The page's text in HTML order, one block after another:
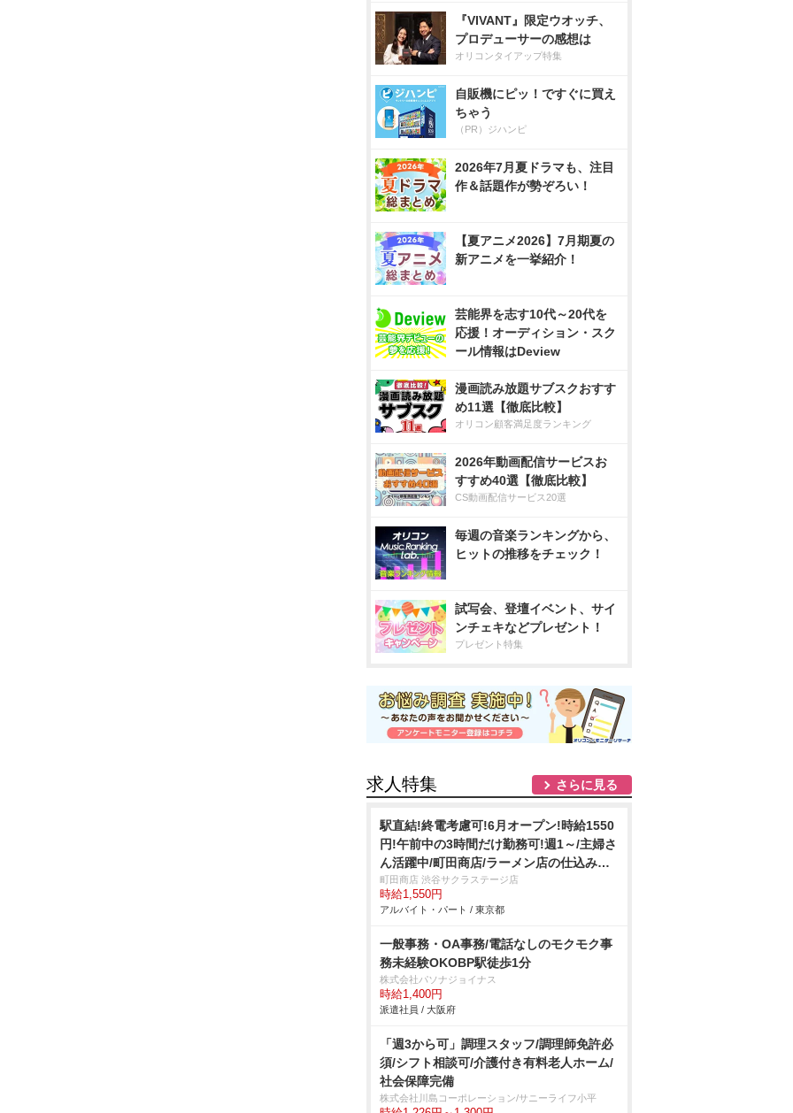
『VIVANT』限定ウオッチ、
プロデューサーの感想は
オリコンタイアップ特集
自販機にピッ！ですぐに買え
ちゃう
（PR）ジハンピ
2026年7月夏ドラマも、注目
作＆話題作が勢ぞろい！
【夏アニメ2026】7月期夏の
新アニメを一挙紹介！
芸能界を志す10代～20代を
応援！オーディション・スク
ール情報はDeview
漫画読み放題サブスクおすす
め11選【徹底比較】
オリコン顧客満足度ランキング
2026年動画配信サービスお
すすめ40選【徹底比較】
CS動画配信サービス20選
毎週の音楽ランキングから、
ヒットの推移をチェック！
試写会、登壇イベント、サイ
ンチェキなどプレゼント！
プレゼント特集
求人特集 さらに見る
駅直結!終電考慮可!6月オープン!時給1550
円!午前中の3時間だけ勤務可!週1～/主婦さ
ん活躍中/町田商店/ラーメン店の仕込み・
清掃/406
町田商店 渋谷サクラステージ店
時給1,550円
アルバイト・パート / 東京都
一般事務・OA事務/電話なしのモクモク事
務未経験OKOBP駅徒歩1分
株式会社パソナジョイナス
時給1,400円
派遣社員 / 大阪府
「週3から可」調理スタッフ/調理師免許必
須/シフト相談可/介護付き有料老人ホーム/
社会保障完備
株式会社川島コーポレーション/サニーライフ小平